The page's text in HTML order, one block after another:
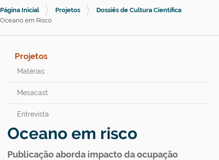
e
g
a
Página Inicial
Projetos
Dossiês de Cultura Científica
Oceano em Risco
Projetos
Matérias
Mesacast
Entrevista
Oceano em risco
Publicação aborda impacto da ocupação